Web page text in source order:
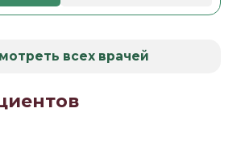
всех врачей